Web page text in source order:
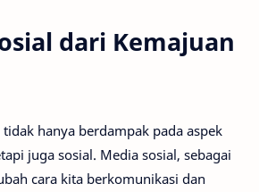
dari Kemajuan
hanya berdampak pada aspek
juga sosial. Media sosial, sebagai
cara kita berkomunikasi dan